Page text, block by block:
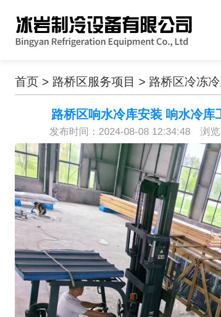
首页 > 路桥区服务项目 > 路桥区冷冻
路桥区响水冷库安装 响水冷库
发布时间：2024-08-08 12:34:48 浏览